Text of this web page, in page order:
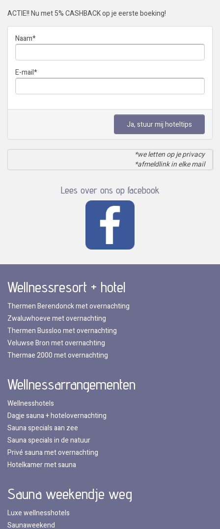
ACTIE!! Nu met 5% CASHBACK op je eerste boeking!
Naam*
E-mail*
Ja, stuur mij hoteltips
*we letten op je privacy
*afmeldlink in elke mail
Lees over ons op facebook
Wellnessresort + hotel
Thermen Berendonck met overnachting
Zwaluwhoeve met overnachting
Thermen Bussloo met overnachting
Veluwse Bron met overnachting
Thermae 2000 met overnachting
Wellnessarrangementen
Wellnesshotels
Dagje sauna + hotelovernachting
Sauna specials aan zee
Sauna specials in de natuur
Privé sauna met overnachting
Hotelkamer met sauna
Sauna weekendje weg
Luxe wellnesshotels
Saunaweekend